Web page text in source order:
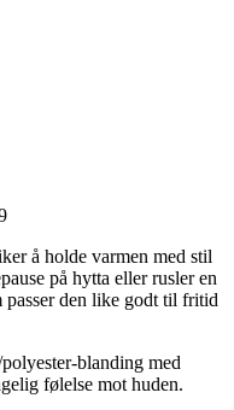
å holde varmen med stil
på hytta eller rusler en
passer den like godt til fritid
blanding med
følelse mot huden.